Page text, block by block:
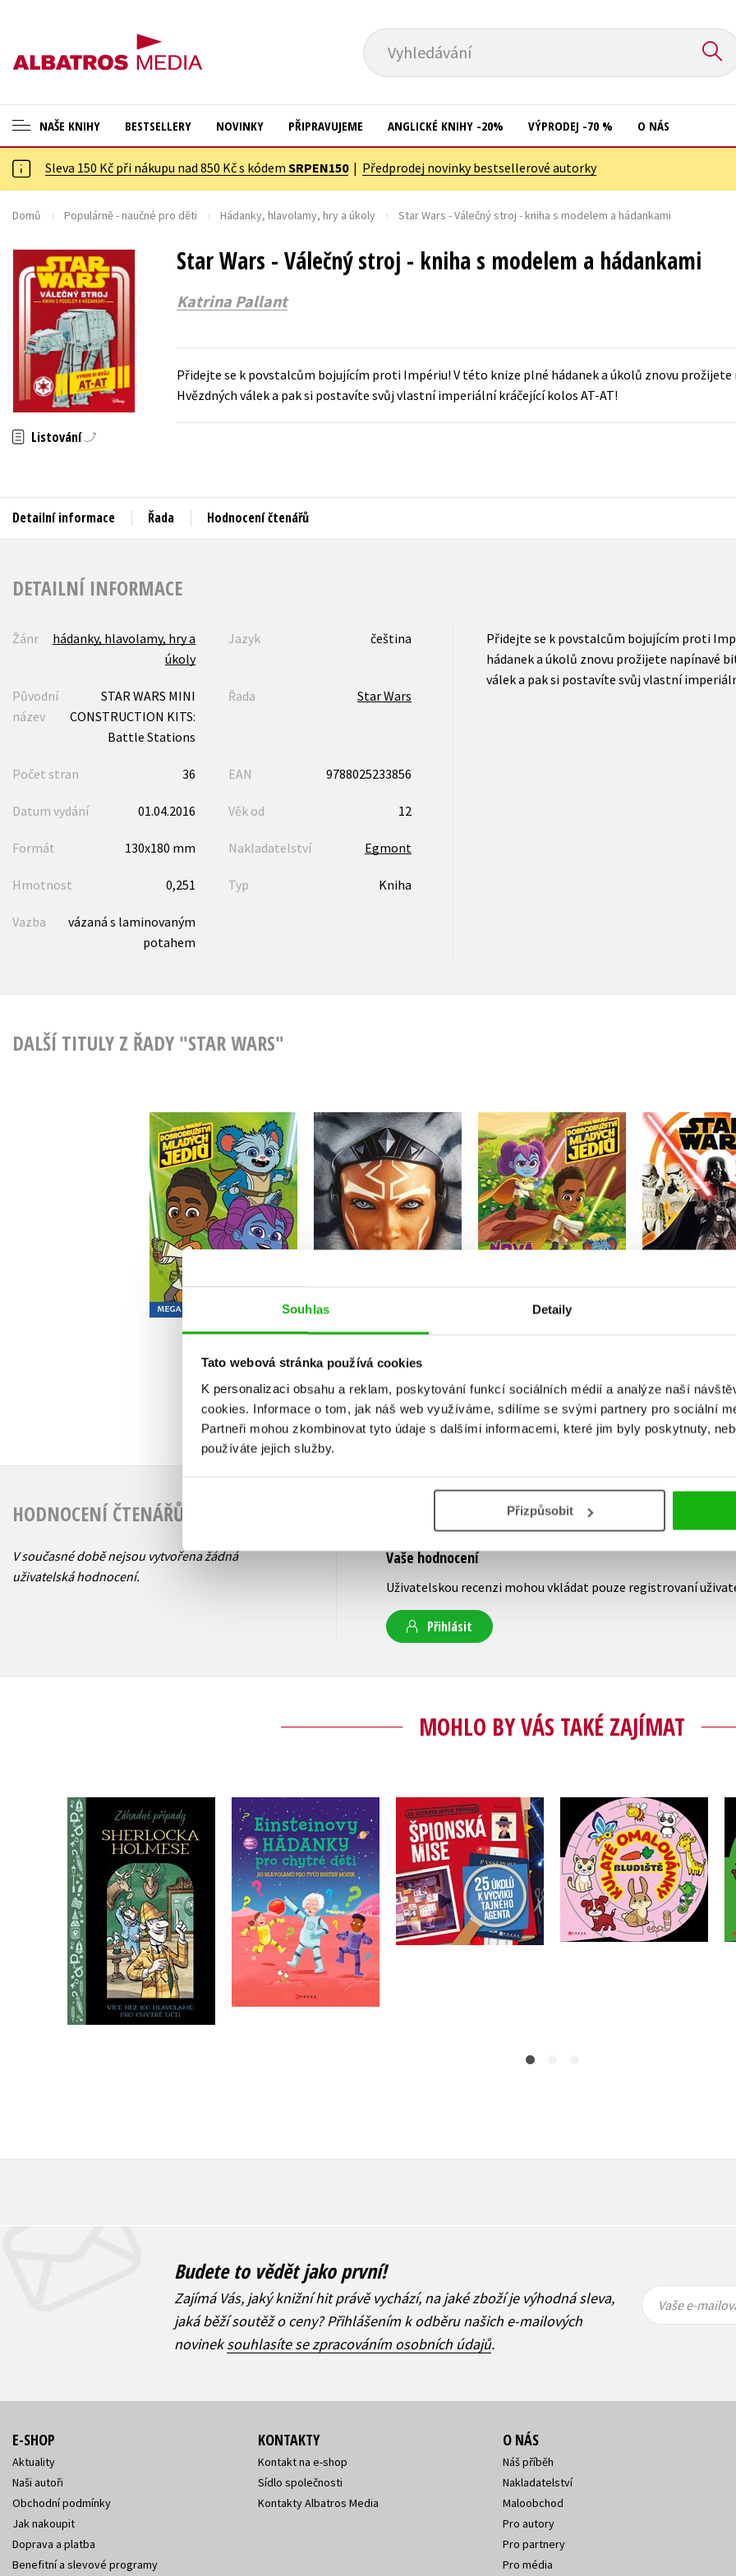
Souhlas Detaily
Tato webová stránka používá cookies
K personalizaci obsahu a reklam, poskytování funkcí sociálních médií a analýze naší
cookies. Informace o tom, jak náš web využíváme, sdílíme se svými partnery pro sociální
Partneři mohou zkombinovat tyto údaje s dalšími informacemi, které jim byly poskytnuty,
používáte jejich služby.
Přizpůsobit
Vyhledávání
NAŠE KNIHY
ANGLICKÉ KNIHY -20 %
VÝPRODEJ -70 %
ASTERIX S DÁRKEM
🎁DÁRKOVÉ PUBLIKACE
✉️ DÁRKOVÉ POUKAZY
Auto - moto
Beletrie pro děti
Beletrie pro dospělé
Cestování
Dárkové publikace
Digitální fotografie
Esoterika a duchovní svět
Jazyky
Kalendáře
Kuchařky
New Adult
Populárně - naučná pro dospělé
Populárně - naučné pro děti
Společnost, politika
Učebnice
Young adult
Young adult (SK)
Zahraniční literatura
Všechny tituly
BESTSELLERY NOVINKY PŘIPRAVUJEME ANGLICKÉ KNIHY -20% VÝPRODEJ -70 % O NÁS
Sleva 150 Kč při nákupu nad 850 Kč s kódem SRPEN150| Předprodej novinky bestsellerové autorky
Domů Populárně - naučné pro děti Hádanky, hlavolamy, hry a úkoly Star Wars - Válečný stroj - kniha s modelem a hádankami
Star Wars - Válečný stroj - kniha s modelem a hádankami
Katrina Pallant
Listování
Přidejte se k povstalcům bojujícím proti Impériu! V této knize plné hádanek a úkolů znovu prožijete
Hvězdných válek a pak si postavíte svůj vlastní imperiální kráčející kolos AT-AT!
Detailní informace Řada Hodnocení čtenářů
DETAILNÍ INFORMACE
Žánr
hádanky, hlavolamy, hry a
úkoly
Jazyk čeština
Původní
název
STAR WARS MINI
CONSTRUCTION KITS:
Battle Stations
Řada Star Wars
Počet stran 36 EAN 9788025233856
Datum vydání 01.04.2016 Věk od 12
Formát 130x180 mm Nakladatelství Egmont
Hmotnost 0,251 Typ Kniha
Vazba
vázaná s laminovaným
potahem
Přidejte se k povstalcům bojujícím proti
hádanek a úkolů znovu prožijete napínavé
válek a pak si postavíte svůj vlastní
DALŠÍ TITULY Z ŘADY "STAR WARS"
Star Wars -
Dobrodružství mladých
Jediů - Mega
omalovánky a aktivity
Kolektiv
Do košíku
Star Wars - Ahsoka
S. T. Bende
Star Wars -
Dobrodružství mladých
Jediů - Nová mise
Kolektiv
Star Wars
HODNOCENÍ ČTENÁŘŮ
V současné době nejsou vytvořena žádná
uživatelská hodnocení.
Vaše hodnocení
Uživatelskou recenzi mohou vkládat pouze registrovaní
Přihlásit
MOHLO BY VÁS TAKÉ ZAJÍMAT
Záhadné případy
Sherlocka Holmese
Kolektiv
Do košíku
269 Kč
215 Kč
Einsteinovy hádanky
pro chytré děti
Kolektiv
Do košíku
215 Kč
Špionská mise
Anne Kalicky
Kulaté omalovánky
Bludiště
Michaela Bystrá
Radvanová
Budete to vědět jako první!
Zajímá Vás, jaký knižní hit právě vychází, na jaké zboží je výhodná sleva,
jaká běží soutěž o ceny? Přihlášením k odběru našich e-mailových
novineksouhlasíte se zpracováním osobních údajů.
mailová
mailová
Vaše e-
E-SHOP
Aktuality
Naši autoři
Obchodní podmínky
Jak nakoupit
Doprava a platba
Benefitní a slevové programy
KONTAKTY
Kontakt na e-shop
Sídlo společnosti
Kontakty Albatros Media
O NÁS
Náš příběh
Nakladatelství
Maloobchod
Pro autory
Pro partnery
Pro média